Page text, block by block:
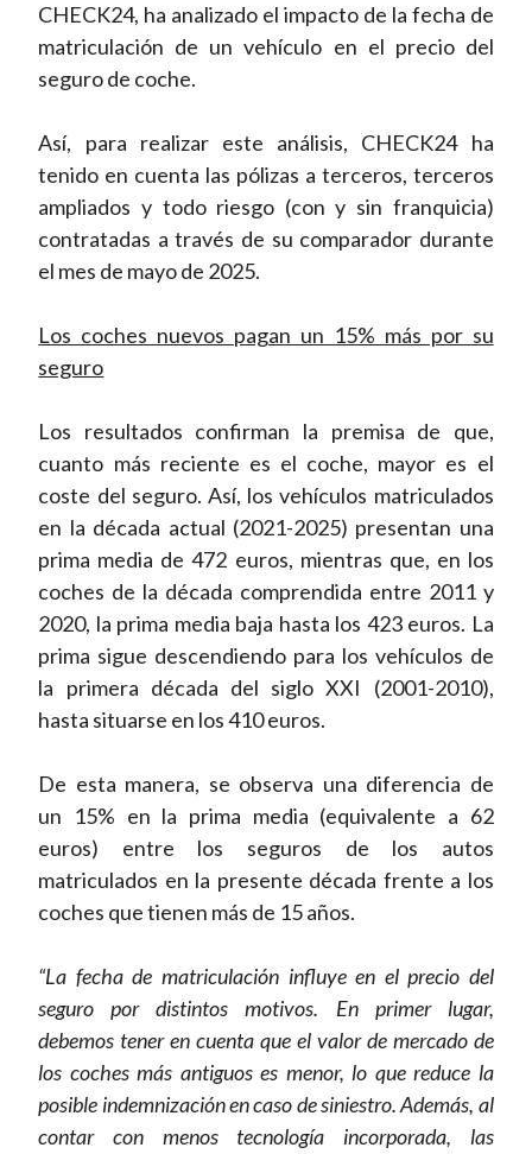
CHECK24, ha analizado el impacto de la fecha de
matriculación de un vehículo en el precio del
seguro de coche.
Así, para realizar este análisis, CHECK24 ha
tenido en cuenta las pólizas a terceros, terceros
ampliados y todo riesgo (con y sin franquicia)
contratadas a través de su comparador durante
el mes de mayo de 2025.
Los coches nuevos pagan un 15% más por su
seguro
Los resultados confirman la premisa de que,
cuanto más reciente es el coche, mayor es el
coste del seguro. Así, los vehículos matriculados
en la década actual (2021-2025) presentan una
prima media de 472 euros, mientras que, en los
coches de la década comprendida entre 2011 y
2020, la prima media baja hasta los 423 euros. La
prima sigue descendiendo para los vehículos de
la primera década del siglo XXI (2001-2010),
hasta situarse en los 410 euros.
De esta manera, se observa una diferencia de
un 15% en la prima media (equivalente a 62
euros) entre los seguros de los autos
matriculados en la presente década frente a los
coches que tienen más de 15 años.
“La fecha de matriculación influye en el precio del
seguro por distintos motivos. En primer lugar,
debemos tener en cuenta que el valor de mercado de
los coches más antiguos es menor, lo que reduce la
posible indemnización en caso de siniestro. Además, al
contar con menos tecnología incorporada, las